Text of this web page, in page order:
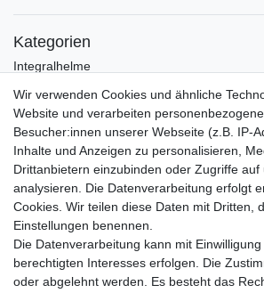
Kategorien
Integralhelme
Crosshelme
Klapphelme
Zubehör/Visiere
Bluetoothhelme
Kinderhelme
Skihelme
Services
Mein Konto
Kontakt
FAQ
Wir verwenden Cookies und ähnliche
Website und verarbeiten
Besucher:innen unserer Webseite (z.B. IP-
Inhalte und Anzeigen zu personalisieren,
Drittanbietern einzubinden oder Zugriffe auf
analysieren. Die Datenverarbeitung erfolgt
Cookies. Wir teilen diese Daten mit Dritten,
Einstellungen benennen.
Die Datenverarbeitung kann mit
berechtigten Interesses erfolgen. Die
oder abgelehnt werden. Es besteht das